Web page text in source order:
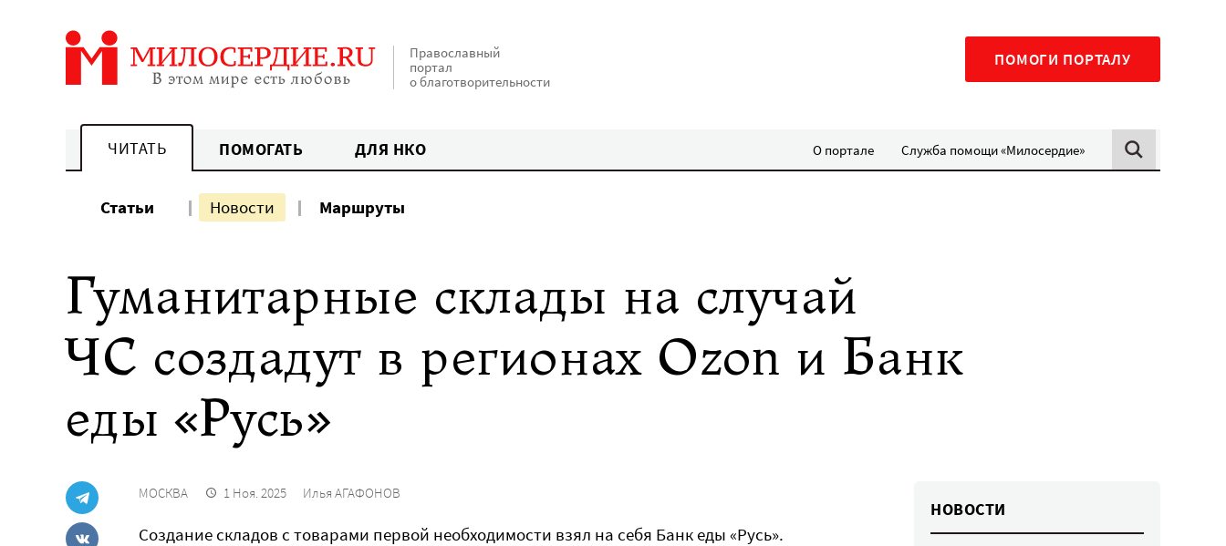
Православный
портал
о благотворительности
ПОМОГИ ПОРТАЛУ
ЧИТАТЬ ПОМОГАТЬ ДЛЯ НКО О портале Служба помощи «Милосердие»
Статьи Новости Маршруты
Гуманитарные склады на случай
ЧС создадут в регионах Ozon и Банк
еды «Русь»
МОСКВА 1 Ноя. 2025 Илья АГАФОНОВ
Создание складов с товарами первой необходимости взял на себя Банк еды «Русь».
НОВОСТИ